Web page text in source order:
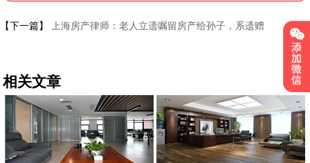
【下一篇】 上海房产律师：老人立遗嘱留房产给孙子，系遗赠
相关文章